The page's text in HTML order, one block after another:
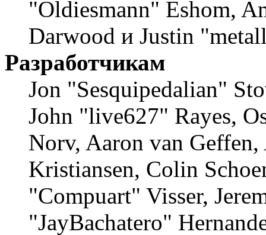
"Oldiesmann" Eshom,
Darwood и Justin
Разработчикам
Jon "Sesquipedalian"
John "live627" Rayes,
Norv, Aaron van
Kristiansen, Colin
"Compuart" Visser,
"JayBachatero"